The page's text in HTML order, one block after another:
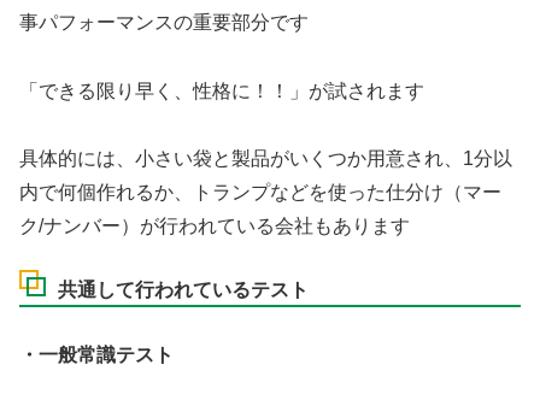
事パフォーマンスの重要部分です
「できる限り早く、性格に！！」が試されます
具体的には、小さい袋と製品がいくつか用意され、1分以
内で何個作れるか、トランプなどを使った仕分け（マー
ク/ナンバー）が行われている会社もあります
共通して行われているテスト
・一般常識テスト